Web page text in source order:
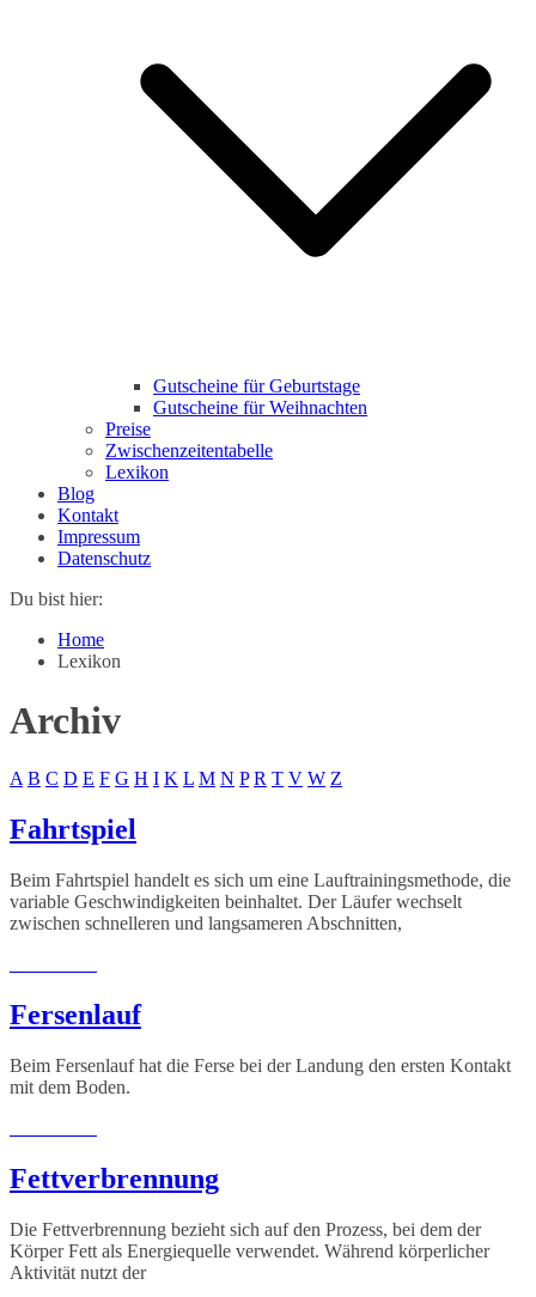
Gutscheine für Geburtstage
Gutscheine für Weihnachten
Preise
Zwischenzeitentabelle
Lexikon
Blog
Kontakt
Impressum
Datenschutz
Du bist hier:
Home
Lexikon
Archiv
A B C D E F G H I K L M N P R T V W Z
Fahrtspiel
Beim Fahrtspiel handelt es sich um eine Lauftrainingsmethode, die
variable Geschwindigkeiten beinhaltet. Der Läufer wechselt
zwischen schnelleren und langsameren Abschnitten,
Fersenlauf
Beim Fersenlauf hat die Ferse bei der Landung den ersten Kontakt
mit dem Boden.
Fettverbrennung
Die Fettverbrennung bezieht sich auf den Prozess, bei dem der
Körper Fett als Energiequelle verwendet. Während körperlicher
Aktivität nutzt der